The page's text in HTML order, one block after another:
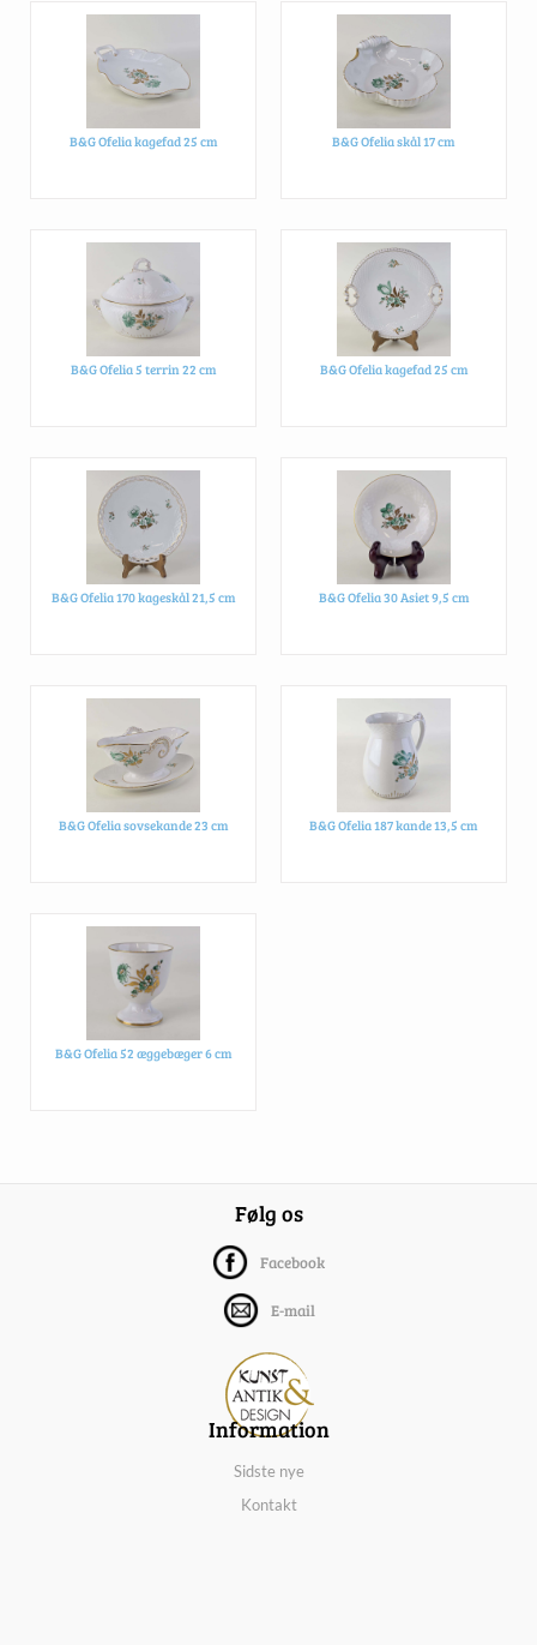
B&G Ofelia kagefad 25 cm B&G Ofelia skål 17 cm
B&G Ofelia 5 terrin 22 cm B&G Ofelia kagefad 25 cm
B&G Ofelia 170 kageskål 21,5 cm B&G Ofelia 30 Asiet 9,5 cm
B&G Ofelia sovsekande 23 cm B&G Ofelia 187 kande 13,5 cm
B&G Ofelia 52 æggebæger 6 cm
Følg os
Facebook
E-mail
Information
Sidste nye
Kontakt